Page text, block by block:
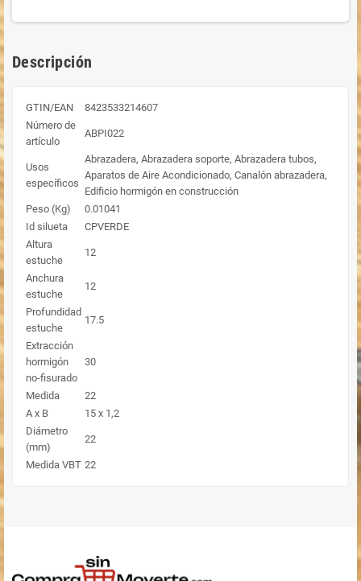
Descripción
GTIN/EAN
8423533214607
Número de
artículo
ABPI022
Usos
específicos
Abrazadera, Abrazadera soporte, Abrazadera tubos,
Aparatos de Aire Acondicionado, Canalón abrazadera,
Edificio hormigón en construcción
Peso (Kg)
0.01041
Id silueta
CPVERDE
Altura
estuche
12
Anchura
estuche
12
Profundidad
estuche
17.5
Extracción
hormigón
no-fisurado
30
Medida
22
A x B
15 x 1,2
Diámetro
(mm)
22
Medida VBT 22